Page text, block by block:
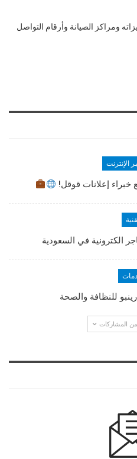
ومراكز الصيانة وأرقام التواصل
الإنترنت
إعلانات قوقل!
الكترونية في السعودية
للنظافة والصحة
المشاركات